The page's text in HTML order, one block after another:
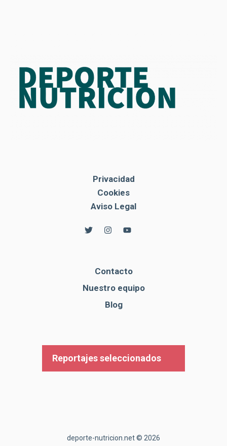
Privacidad
Cookies
Aviso Legal
Contacto
Nuestro equipo
Blog
Reportajes seleccionados
deporte-nutricion.net © 2026